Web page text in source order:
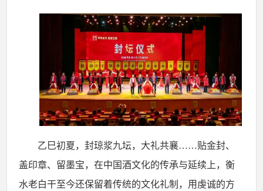
乙巳初夏，封琼浆九坛，大礼共襄……贴金封、
盖印章、留墨宝，在中国酒文化的传承与延续上，衡
水老白干至今还保留着传统的文化礼制，用虔诚的方